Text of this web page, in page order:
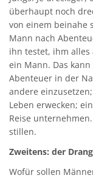
überhaupt noch
von einem beinahe
Mann nach
ihn testet, ihm alles
ein Mann. Das
Abenteuer in der
andere
Leben erwecken;
Reise
stillen.
Zweitens: der
Wofür sollen